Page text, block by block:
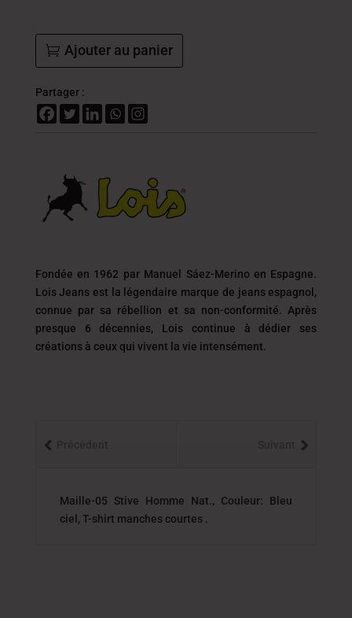
Ajouter au panier
Partager :
Fondée en 1962 par Manuel Sáez-Merino en Espagne.
Lois Jeans est la légendaire marque de jeans espagnol,
connue par sa rébellion et sa non-conformité. Après
presque 6 décennies, Lois continue à dédier ses
créations à ceux qui vivent la vie intensément.
Maille-05 Stive Homme Nat., Couleur: Bleu
ciel, T-shirt manches courtes .